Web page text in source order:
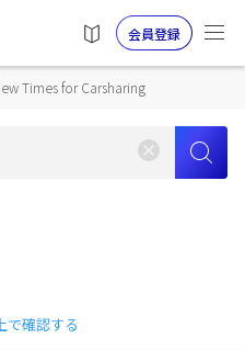
会員登録
Times for Carsharing
で確認する